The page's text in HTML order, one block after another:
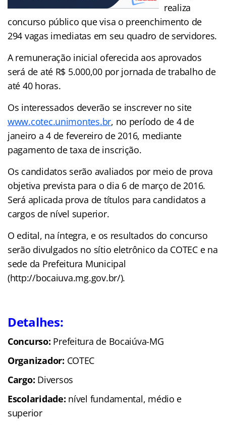
realiza
concurso público que visa o preenchimento de
294 vagas imediatas em seu quadro de servidores.
A remuneração inicial oferecida aos aprovados
será de até R$ 5.000,00 por jornada de trabalho de
até 40 horas.
Os interessados deverão se inscrever no site
www.cotec.unimontes.br, no período de 4 de
janeiro a 4 de fevereiro de 2016, mediante
pagamento de taxa de inscrição.
Os candidatos serão avaliados por meio de prova
objetiva prevista para o dia 6 de março de 2016.
Será aplicada prova de títulos para candidatos a
cargos de nível superior.
O edital, na íntegra, e os resultados do concurso
serão divulgados no sítio eletrônico da COTEC e na
sede da Prefeitura Municipal
(http://bocaiuva.mg.gov.br/).
Detalhes:
Concurso: Prefeitura de Bocaiúva-MG
Organizador: COTEC
Cargo: Diversos
Escolaridade: nível fundamental, médio e
superior